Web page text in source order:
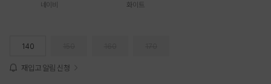
네이비 화이트
140
재입고 알림 신청